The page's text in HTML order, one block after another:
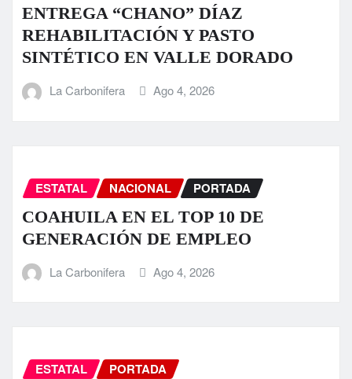
ENTREGA “CHANO” DÍAZ
REHABILITACIÓN Y PASTO
SINTÉTICO EN VALLE DORADO
La Carbonifera Ago 4, 2026
ESTATAL NACIONAL PORTADA
COAHUILA EN EL TOP 10 DE
GENERACIÓN DE EMPLEO
La Carbonifera Ago 4, 2026
ESTATAL PORTADA